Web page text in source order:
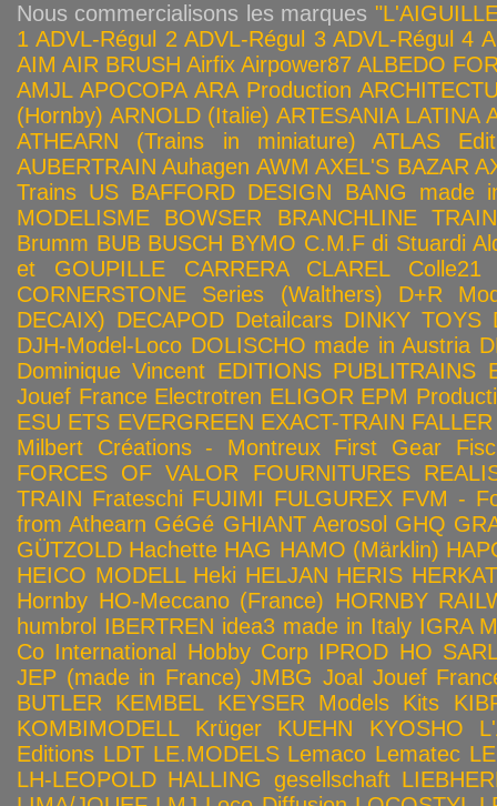
Nous commercialisons les marques
1 ADVL-Régul 2 ADVL-Régul 3 ADVL-Régul 4
AIM AIR BRUSH Airfix Airpower87 ALBEDO
AMJL APOCOPA ARA Production
(Hornby) ARNOLD (Italie) ARTESANIA LATINA
ATHEARN (Trains in miniature)
ATLAS
AUBERTRAIN Auhagen AWM AXEL'S BAZAR
Trains US BAFFORD DESIGN
BANG made
MODELISME
BOWSER
BRANCHLINE
Brumm BUB BUSCH BYMO C.M.F di Stuardi
et GOUPILLE
CARRERA CLAREL
Colle21
CORNERSTONE Series (Walthers)
D+R
DECAIX) DECAPOD Detailcars DINKY TOYS
DJH-Model-Loco DOLISCHO made in Austria
Dominique Vincent EDITIONS PUBLITRAINS
Jouef France Electrotren ELIGOR EPM
ESU ETS EVERGREEN EXACT-TRAIN FALLER
Milbert Créations - Montreux First Gear
FORCES OF VALOR
FOURNITURES
TRAIN Frateschi FUJIMI FULGUREX FVM -
from Athearn GéGé GHIANT Aerosol GHQ
GÜTZOLD Hachette HAG HAMO (Märklin)
HEICO MODELL Heki HELJAN HERIS HERKAT
Hornby HO-Meccano (France) HORNBY
humbrol IBERTREN idea3 made in Italy IGRA
Co International Hobby Corp IPROD HO
JEP (made in France) JMBG Joal Jouef
BUTLER
KEMBEL KEYSER Models Kits
KOMBIMODELL
Krüger KUEHN KYOSHO
Editions LDT LE.MODELS Lemaco Lematec
LH-LEOPOLD HALLING gesellschaft